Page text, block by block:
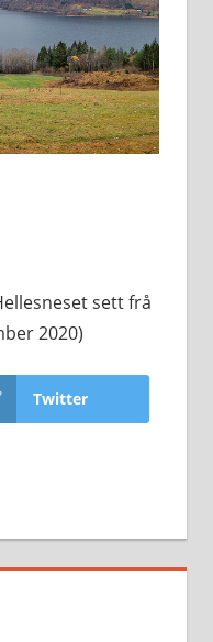
sett frå
2020)
Twitter